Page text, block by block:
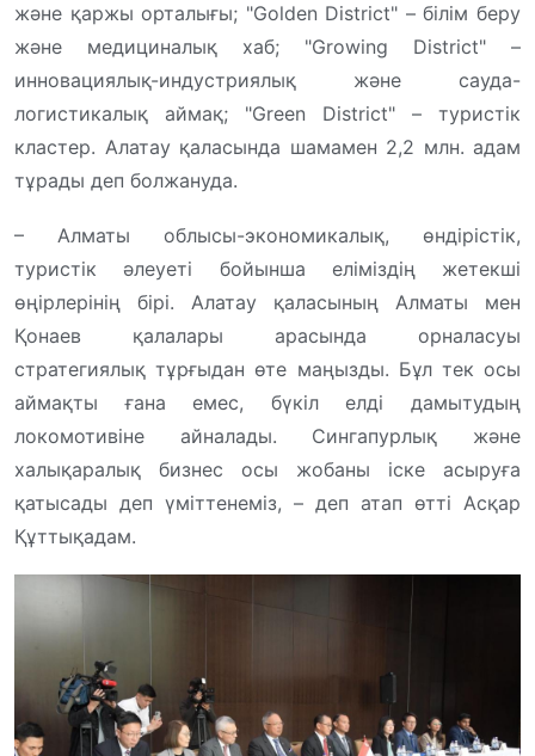
және қаржы орталығы; "Golden District" – білім беру
және медициналық хаб; "Growing District" –
инновациялық-индустриялық және сауда-
логистикалық аймақ; "Green District" – туристік
кластер. Алатау қаласында шамамен 2,2 млн. адам
тұрады деп болжануда.
– Алматы облысы-экономикалық, өндірістік,
туристік әлеуеті бойынша еліміздің жетекші
өңірлерінің бірі. Алатау қаласының Алматы мен
Қонаев қалалары арасында орналасуы
стратегиялық тұрғыдан өте маңызды. Бұл тек осы
аймақты ғана емес, бүкіл елді дамытудың
локомотивіне айналады. Сингапурлық және
халықаралық бизнес осы жобаны іске асыруға
қатысады деп үміттенеміз, – деп атап өтті Асқар
Құттықадам.